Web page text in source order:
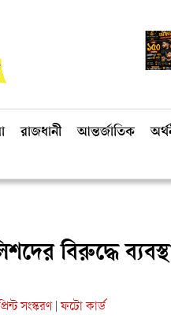
রাজধানী আন্তর্জাতিক
বিরুদ্ধে
সংস্করণ ফটো কার্ড